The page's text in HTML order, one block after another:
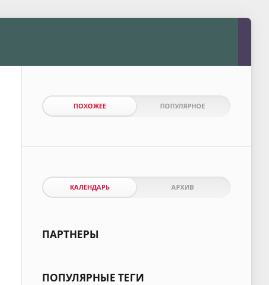
ПОХОЖЕЕ ПОПУЛЯРНОЕ
КАЛЕНДАРЬ АРХИВ
ПАРТНЕРЫ
ПОПУЛЯРНЫЕ ТЕГИ